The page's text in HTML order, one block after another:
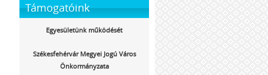
Támogatóink
Egyesületünk működését
Székesfehérvár Megyei Jogú Város
Önkormányzata